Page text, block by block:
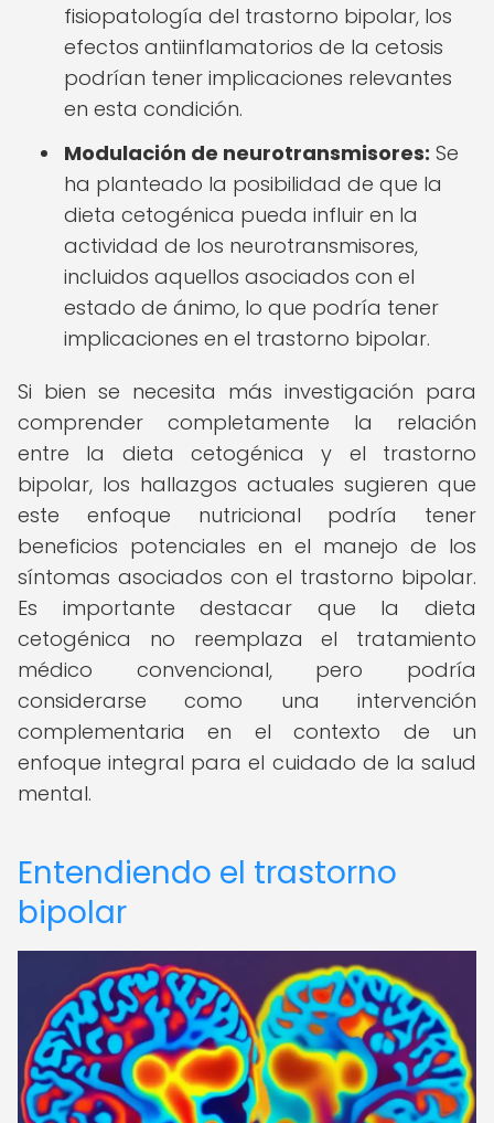
fisiopatología del trastorno bipolar, los
efectos antiinflamatorios de la cetosis
podrían tener implicaciones relevantes
en esta condición.
Modulación de neurotransmisores: Se
ha planteado la posibilidad de que la
dieta cetogénica pueda influir en la
actividad de los neurotransmisores,
incluidos aquellos asociados con el
estado de ánimo, lo que podría tener
implicaciones en el trastorno bipolar.
Si bien se necesita más investigación para
comprender completamente la relación
entre la dieta cetogénica y el trastorno
bipolar, los hallazgos actuales sugieren que
este enfoque nutricional podría tener
beneficios potenciales en el manejo de los
síntomas asociados con el trastorno bipolar.
Es importante destacar que la dieta
cetogénica no reemplaza el tratamiento
médico convencional, pero podría
considerarse como una intervención
complementaria en el contexto de un
enfoque integral para el cuidado de la salud
mental.
Entendiendo el trastorno
bipolar